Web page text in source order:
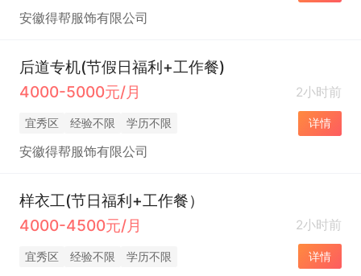
安徽得帮服饰有限公司
后道专机(节假日福利+工作餐)
4000-5000元/月
2小时前
宜秀区 经验不限 学历不限 详情
安徽得帮服饰有限公司
样衣工(节日福利+工作餐）
4000-4500元/月
2小时前
宜秀区 经验不限 学历不限 详情